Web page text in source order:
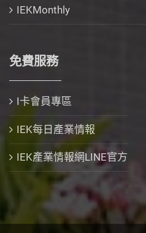
IEKMonthly
免費服務
I卡會員專區
IEK每日產業情報
IEK產業情報網LINE官方